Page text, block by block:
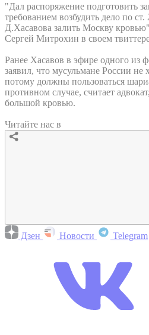
"Дал распоряжение подготовить
требованием возбудить дело по
Д.Хасавова залить Москву
Сергей Митрохин в своем
Ранее Хасавов в эфире одного из
заявил, что мусульмане России не
потому должны пользоваться
противном случае, считает
большой кровью.
Читайте нас в
Дзен Новости Telegram